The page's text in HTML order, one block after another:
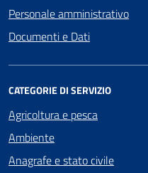
Personale amministrativo
Documenti e Dati
CATEGORIE DI SERVIZIO
Agricoltura e pesca
Ambiente
Anagrafe e stato civile